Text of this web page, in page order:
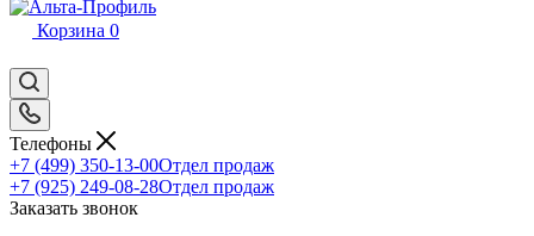
Корзина 0
Телефоны
+7 (499) 350-13-00Отдел продаж
+7 (925) 249-08-28Отдел продаж
Заказать звонок